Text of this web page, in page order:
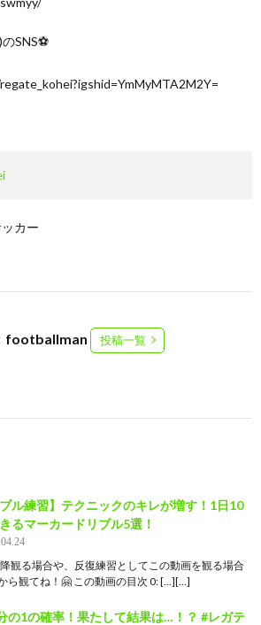
SNS⚽️
カー
footballman 投稿一覧
ブル練習】テクニックのキレが増す！1日10
るマーカードリブル5選！
観る場合や、反復練習としてこの動画を観る場合
ら観てね！🤗 この動画の目次 0: […][…]
の1の確率！果たして結果は…！？ #レガテ